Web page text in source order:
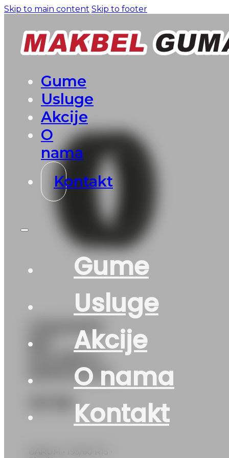
Skip to main content Skip to footer
Gume
Usluge
Akcije
O
nama
Kontakt
Gume
Usluge
Akcije
O nama
Kontakt
G195/60R15
88T
BARUM M+S